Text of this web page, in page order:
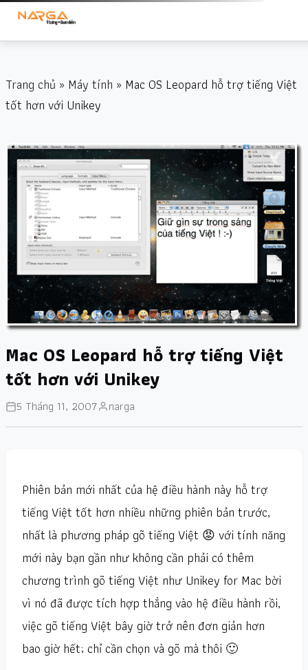
Trang chủ » Máy tính » Mac OS Leopard hỗ trợ tiếng Việt
tốt hơn với Unikey
Mac OS Leopard hỗ trợ tiếng Việt
tốt hơn với Unikey
5 Tháng 11, 2007 narga
Phiên bản mới nhất của hệ điều hành này hỗ trợ
tiếng Việt tốt hơn nhiều những phiên bản trước,
nhất là phương pháp gõ tiếng Việt 😡 với tính năng
mới này bạn gần như không cần phải có thêm
chương trình gõ tiếng Việt như Unikey for Mac bời
vì nó đã được tích hợp thẳng vào hệ điều hành rồi,
việc gõ tiếng Việt bây giờ trở nên đơn giản hơn
bao giờ hết; chỉ cần chọn và gõ mà thôi 🙂